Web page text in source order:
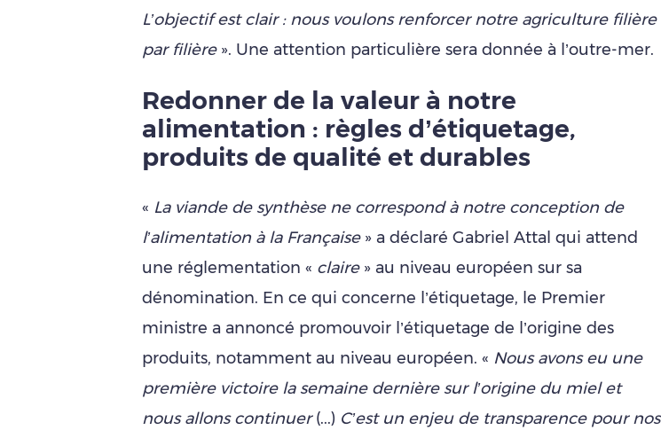
L’objectif est clair : nous voulons renforcer notre agriculture filière
par filière». Une attention particulière sera donnée à l’outre-mer.
Redonner de la valeur à notre
alimentation : règles d’étiquetage,
produits de qualité et durables
« La viande de synthèse ne correspond à notre conception de
l’alimentation à la Française » a déclaré Gabriel Attal qui attend
une réglementation « claire» au niveau européen sur sa
dénomination. En ce qui concerne l’étiquetage, le Premier
ministre a annoncé promouvoir l’étiquetage de l’origine des
produits, notamment au niveau européen. « Nous avons eu une
première victoire la semaine dernière sur l’origine du miel et
nous allons continuer(...) C’est un enjeu de transparence pour nos